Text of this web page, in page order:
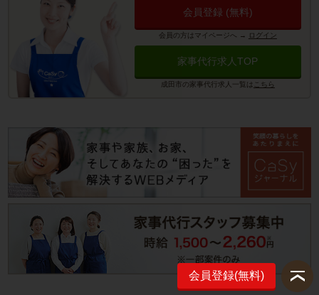
会員登録 (無料)
会員の方はマイページへ → ログイン
家事代行求人TOP
成田市の家事代行求人一覧は こちら
会員登録(無料)